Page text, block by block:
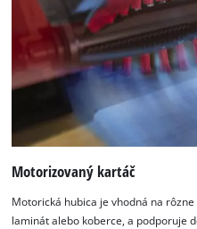
Motorizovaný kartáč
Motorická hubica je vhodná na
laminát alebo koberce, a podporuje